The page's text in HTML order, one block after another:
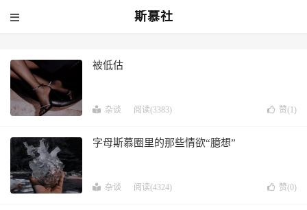
斯慕社
被低估
杂谈 阅读(3383) 赞(1)
字母斯慕圈里的那些情欲“臆想”
杂谈 阅读(4324) 赞(0)